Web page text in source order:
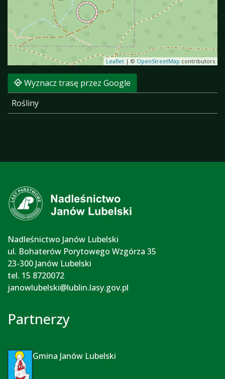
Leaflet | © OpenStreetMap contributors
Wyznacz trasę przez Google
Rośliny
Nadleśnictwo Janów Lubelski
ul. Bohaterów Porytowego Wzgórza 35
23-300 Janów Lubelski
tel. 15 8720072
janowlubelski@lublin.lasy.gov.pl
Partnerzy
Gmina Janów Lubelski